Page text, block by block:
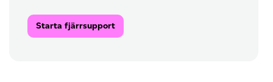
Starta fjärrsupport